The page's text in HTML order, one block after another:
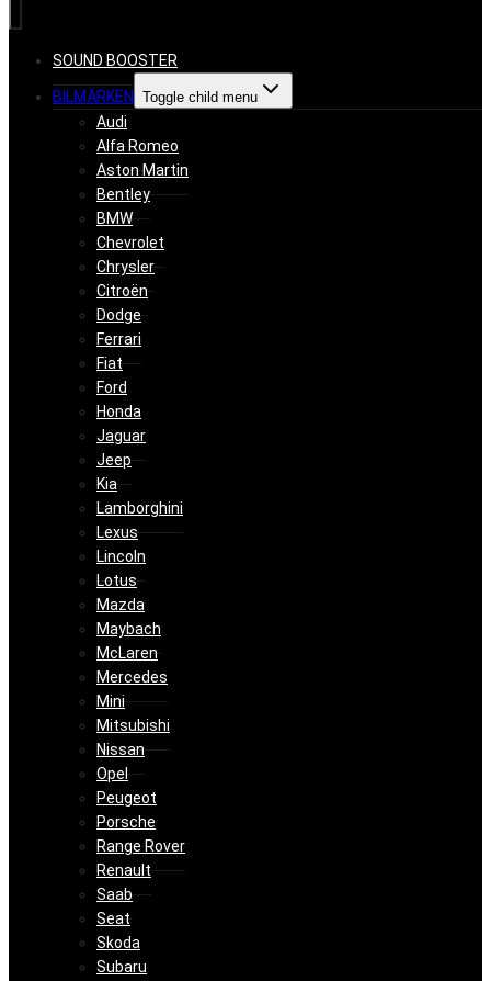
SOUND BOOSTER
BILMÄRKEN Toggle child menu
Audi
Alfa Romeo
Aston Martin
Bentley
BMW
Chevrolet
Chrysler
Citroën
Dodge
Ferrari
Fiat
Ford
Honda
Jaguar
Jeep
Kia
Lamborghini
Lexus
Lincoln
Lotus
Mazda
Maybach
McLaren
Mercedes
Mini
Mitsubishi
Nissan
Opel
Peugeot
Porsche
Range Rover
Renault
Saab
Seat
Skoda
Subaru